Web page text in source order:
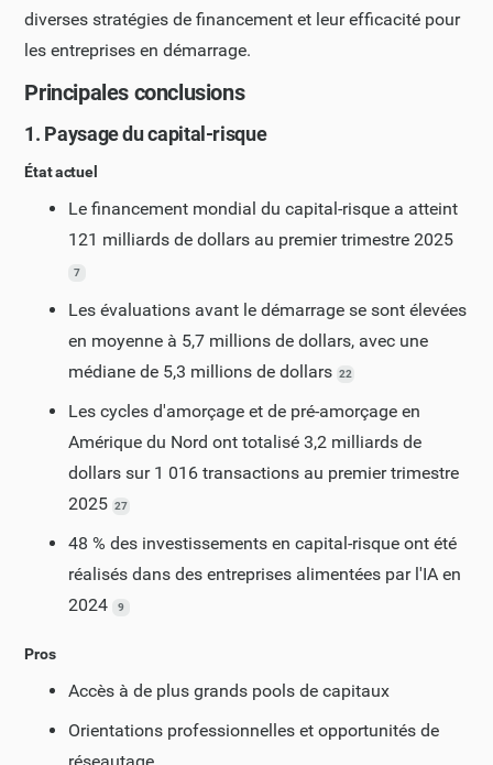
diverses stratégies de financement et leur efficacité pour
les entreprises en démarrage.
Principales conclusions
1. Paysage du capital-risque
État actuel
Le financement mondial du capital-risque a atteint
121 milliards de dollars au premier trimestre 2025
7
Les évaluations avant le démarrage se sont élevées
en moyenne à 5,7 millions de dollars, avec une
médiane de 5,3 millions de dollars 22
Les cycles d'amorçage et de pré-amorçage en
Amérique du Nord ont totalisé 3,2 milliards de
dollars sur 1 016 transactions au premier trimestre
2025 27
48 % des investissements en capital-risque ont été
réalisés dans des entreprises alimentées par l'IA en
2024
9
Pros
Accès à de plus grands pools de capitaux
Orientations professionnelles et opportunités de